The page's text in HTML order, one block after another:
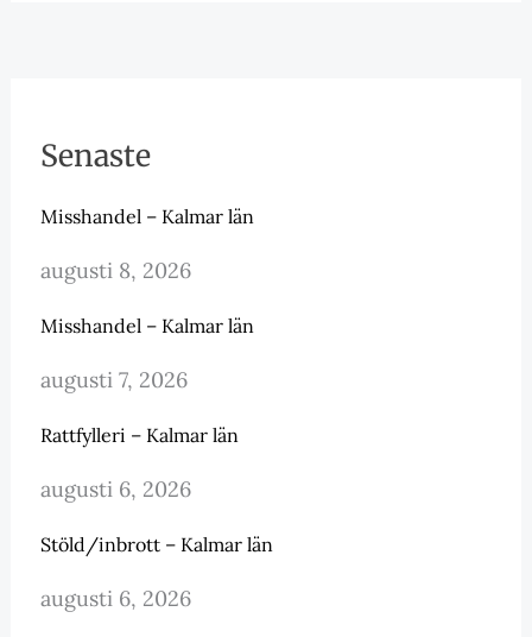
Senaste
Misshandel – Kalmar län
augusti 8, 2026
Misshandel – Kalmar län
augusti 7, 2026
Rattfylleri – Kalmar län
augusti 6, 2026
Stöld/inbrott – Kalmar län
augusti 6, 2026